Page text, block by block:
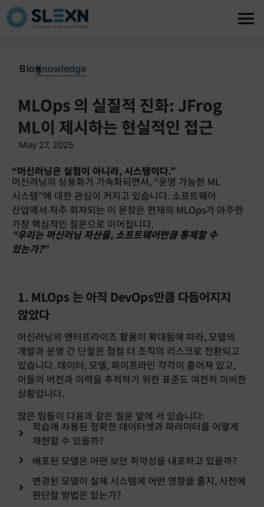
Blog
>
Knowledge
MLOps 의 실질적 진화: JFrog
ML이 제시하는 현실적인 접근
May 27, 2025
“머신러닝은 실험이 아니라, 시스템이다.”
머신러닝의 상용화가 가속화되면서, “운영 가능한 ML
시스템”에 대한 관심이 커지고 있습니다. 소프트웨어
산업에서 자주 회자되는 이 문장은 현재의 MLOps가 마주한
가장 핵심적인 질문으로 이어집니다.
“우리는 머신러닝 자산을, 소프트웨어만큼 통제할 수
있는가?”
1. MLOps 는 아직 DevOps만큼 다듬어지지
않았다
머신러닝의 엔터프라이즈 활용이 확대됨에 따라, 모델의
개발과 운영 간 단절은 점점 더 조직의 리스크로 전환되고
있습니다. 데이터, 모델, 파이프라인 각각이 흩어져 있고,
이들의 버전과 이력을 추적하기 위한 표준도 여전히 미비한
상황입니다.
많은 팀들이 다음과 같은 질문 앞에 서 있습니다:
학습에 사용된 정확한 데이터셋과 파라미터를 어떻게
재현할 수 있을까?
배포된 모델은 어떤 보안 취약성을 내포하고 있을까?
변경된 모델이 실제 시스템에 어떤 영향을 줄지, 사전에
판단할 방법은 있는가?